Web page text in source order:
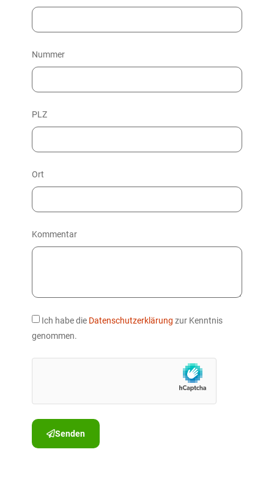
Nummer
PLZ
Ort
Kommentar
Ich habe die Datenschutzerklärung zur Kenntnis
genommen.
Senden